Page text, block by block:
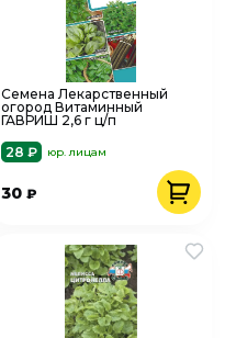
Семена Лекарственный
огород Витаминный
ГАВРИШ 2,6 г ц/п
28 ₽
юр. лицам
30₽